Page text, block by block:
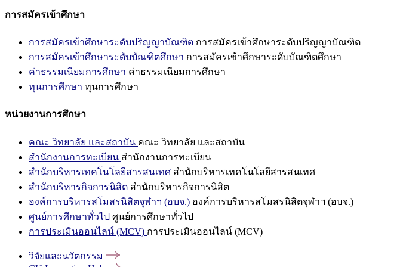
การสมัครเข้าศึกษา
การสมัครเข้าศึกษาระดับปริญญาบัณฑิต การสมัครเข้าศึกษาระดับปริญญาบัณฑิต
การสมัครเข้าศึกษาระดับบัณฑิตศึกษา การสมัครเข้าศึกษาระดับบัณฑิตศึกษา
ค่าธรรมเนียมการศึกษา ค่าธรรมเนียมการศึกษา
ทุนการศึกษา ทุนการศึกษา
หน่วยงานการศึกษา
คณะ วิทยาลัย และสถาบัน คณะ วิทยาลัย และสถาบัน
สำนักงานการทะเบียน สำนักงานการทะเบียน
สำนักบริหารเทคโนโลยีสารสนเทศ สำนักบริหารเทคโนโลยีสารสนเทศ
สำนักบริหารกิจการนิสิต สำนักบริหารกิจการนิสิต
องค์การบริหารสโมสรนิสิตจุฬาฯ (อบจ.) องค์การบริหารสโมสรนิสิตจุฬาฯ (อบจ.)
ศูนย์การศึกษาทั่วไป ศูนย์การศึกษาทั่วไป
การประเมินออนไลน์ (MCV) การประเมินออนไลน์ (MCV)
วิจัยและนวัตกรรม